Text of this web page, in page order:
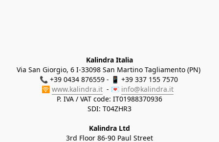
Kalindra Italia
Via San Giorgio, 6 I-33098 San Martino Tagliamento (PN)
📞 +39 0434 876559 - 📱 +39 337 155 7570
🛜 www.kalindra.it
  - 💌
info@kalindra.it
P. IVA / VAT code: IT01988370936
SDI: T04ZHR3
Kalindra Ltd
3rd Floor 86-90 Paul Street